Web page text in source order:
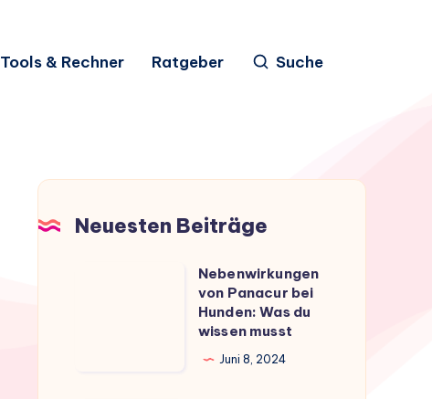
Tools & Rechner Ratgeber Suche
Neuesten Beiträge
Nebenwirkungen
von Panacur bei
Hunden: Was du
wissen musst
Juni 8, 2024